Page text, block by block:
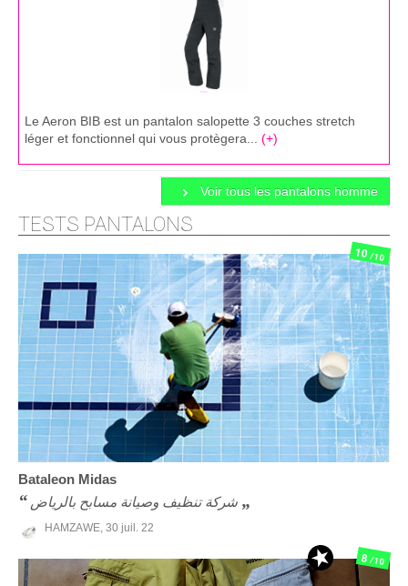
Le Aeron BIB est un pantalon salopette 3 couches stretch
léger et fonctionnel qui vous protègera... (+)
Voir tous les pantalons homme
TESTS PANTALONS
Bataleon Midas
شركة تنظيف وصيانة مسابح بالرياض
HAMZAWE, 30 juil. 22
10/10
8/10